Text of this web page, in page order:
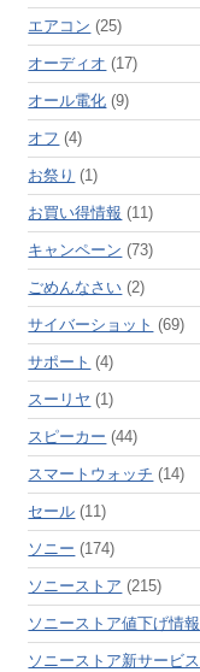
エアコン (25)
オーディオ (17)
オール電化 (9)
オフ (4)
お祭り (1)
お買い得情報 (11)
キャンペーン (73)
ごめんなさい (2)
サイバーショット (69)
サポート (4)
スーリヤ (1)
スピーカー (44)
スマートウォッチ (14)
セール (11)
ソニー (174)
ソニーストア (215)
ソニーストア値下げ情報
ソニーストア新サービス